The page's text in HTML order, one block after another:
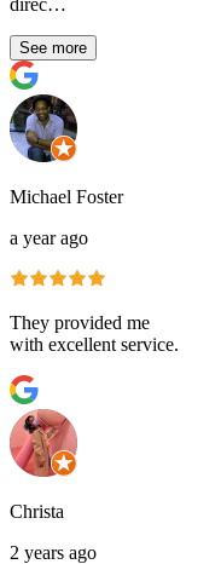
See more
Michael Foster
a year ago
They provided me
with excellent service.
Christa
2 years ago